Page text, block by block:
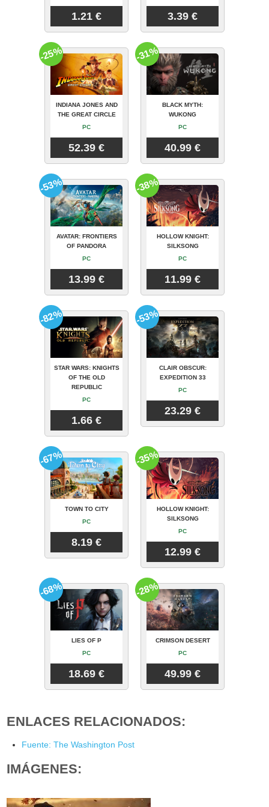
1.21 € 3.39 €
INDIANA JONES AND
THE GREAT CIRCLE
PC
52.39 €
-25%
BLACK MYTH:
WUKONG
PC
40.99 €
-31%
AVATAR: FRONTIERS
OF PANDORA
PC
13.99 €
-53%
HOLLOW KNIGHT:
SILKSONG
PC
11.99 €
-38%
STAR WARS: KNIGHTS
OF THE OLD
REPUBLIC
PC
1.66 €
-82%
CLAIR OBSCUR:
EXPEDITION 33
PC
23.29 €
-53%
TOWN TO CITY
PC
8.19 €
-67%
HOLLOW KNIGHT:
SILKSONG
PC
12.99 €
-35%
LIES OF P
PC
18.69 €
-68%
CRIMSON DESERT
PC
49.99 €
-28%
ENLACES RELACIONADOS:
Fuente: The Washington Post
IMÁGENES: